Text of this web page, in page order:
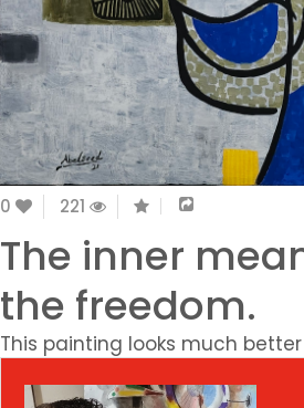
0 221
The inner
the freedom.
This painting looks much